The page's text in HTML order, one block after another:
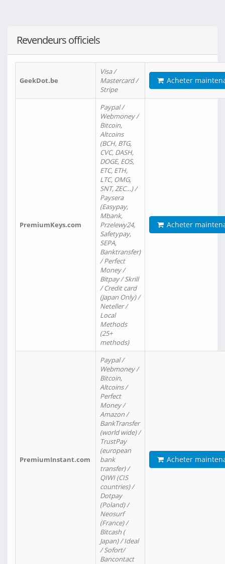
Revendeurs officiels
GeekDot.be
Visa /
Mastercard /
Stripe
Acheter
PremiumKeys.com
Paypal /
Webmoney /
Bitcoin,
Altcoins
(BCH, BTG,
CVC, DASH,
DOGE, EOS,
ETC, ETH,
LTC, OMG,
SNT, ZEC…) /
Paysera
(Easypay,
Mbank,
Przelewy24,
Safetypay,
SEPA,
Banktransfer)
/ Perfect
Money /
Bitpay / Skrill
/ Credit card
(Japan Only) /
Neteller /
Local
Methods
(25+
methods)
Acheter
PremiumInstant.com
Paypal /
Webmoney /
Bitcoin,
Altcoins /
Perfect
Money /
Amazon /
BankTransfer
(world wide) /
TrustPay
(european
bank
transfer) /
QIWI (CIS
countries) /
Dotpay
(Poland) /
Neosurf
(France) /
Bitcash (
Japan) / Ideal
/ Sofort/
Bancontact
Acheter